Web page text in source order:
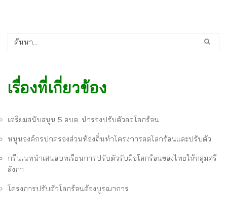
เรื่องที่เกี่ยวข้อง
เตรียมสนับสนุน 5 อบต. นำร่องปรับตัวลดโลกร้อน
หนุนองค์กรปกครองส่วนท้องถิ่นทำโครงการลดโลกร้อนและปรับตัว
กรีนเนทนำเสนอบทเรียนการปรับตัวรับมือโลกร้อนของไทยให้กลุ่มศรี
ลังกา
โครงการปรับตัวโลกร้อนต้องบูรณาการ